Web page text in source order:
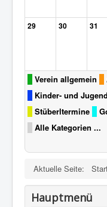
29 30 31
Verein allgemein
Kinder- und
Stüberltermine
Alle Kategorien ...
Aktuelle Seite:
Hauptmenü